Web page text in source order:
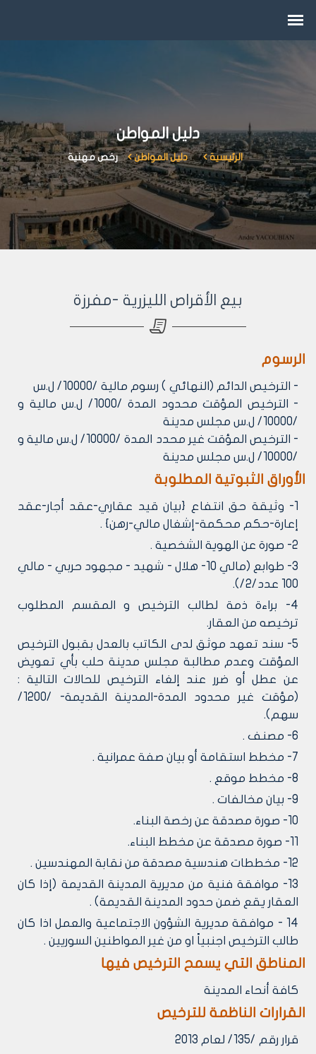
دليل المواطن
الرئيسية دليل المواطن رخص مهنية
بيع الأقراص الليزرية -مفرزة
الرسوم
- الترخيص الدائم (النهائي ) رسوم مالية /10000/ ل.س
- الترخيص المؤقت محدود المدة /1000/ ل.س مالية و
/10000/ ل.س مجلس مدينة
- الترخيص المؤقت غير محدد المدة /10000/ ل.س مالية و
/10000/ ل.س مجلس مدينة
الأوراق الثبوتية المطلوبة
1- وثيقة حق انتفاع {بيان قيد عقاري-عقد أجار-عقد
إعارة-حكم محكمة-إشغال مالي-رهن} .
2- صورة عن الهوية الشخصية .
3- طوابع (مالي 10- هلال - شهيد - مجهود حربي - مالي
100 عدد/2/).
4- براءة ذمة لطالب الترخيص و المقسم المطلوب
ترخيصه من العقار.
5- سند تعهد موثق لدى الكاتب بالعدل بقبول الترخيص
المؤقت وعدم مطالبة مجلس مدينة حلب بأي تعويض
عن عطل أو ضرر عند إلغاء الترخيص للحالات التالية :
(مؤقت غير محدود المدة-المدينة القديمة- /1200/
سهم).
6- مصنف .
7- مخطط استقامة أو بيان صفة عمرانية .
8- مخطط موقع .
9- بيان مخالفات .
10- صورة مصدقة عن رخصة البناء.
11- صورة مصدقة عن مخطط البناء.
12- مخططات هندسية مصدقة من نقابة المهندسين .
13- موافقة فنية من مديرية المدينة القديمة (إذا كان
العقار يقع ضمن حدود المدينة القديمة) .
14 - موافقة مديرية الشؤون الاجتماعية والعمل اذا كان
طالب الترخيص اجنبياً او من غير المواطنين السوريين .
المناطق التي يسمح الترخيص فيها
كافة أنحاء المدينة
القرارات الناظمة للترخيص
قرار رقم /135/ لعام 2013